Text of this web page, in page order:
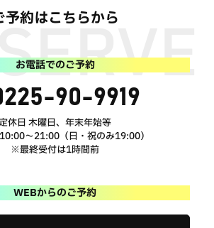
予約はこちらから
お電話でのご予約
90-9919
休日 木曜日、年末年始等
～21:00（日・祝のみ19:00）
※最終受付は1時間前
WEBからのご予約